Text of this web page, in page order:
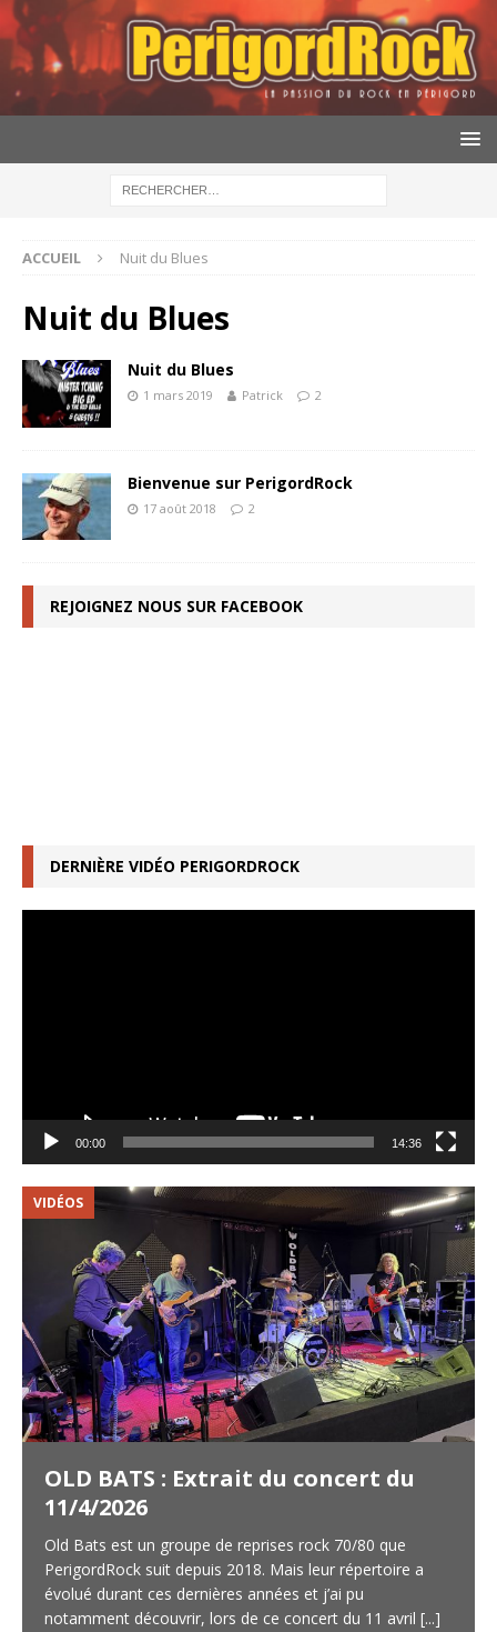
ACCUEIL Nuit du Blues
Nuit du Blues
Nuit du Blues
1 mars 2019 Patrick 2
Bienvenue sur PerigordRock
17 août 2018 2
REJOIGNEZ NOUS SUR FACEBOOK
DERNIÈRE VIDÉO PERIGORDROCK
00:00 14:36
VIDÉOS
OLD BATS : Extrait du concert du
11/4/2026
Old Bats est un groupe de reprises rock 70/80 que
PerigordRock suit depuis 2018. Mais leur répertoire a
évolué durant ces dernières années et j’ai pu
notamment découvrir, lors de ce concert du 11 avril [...]